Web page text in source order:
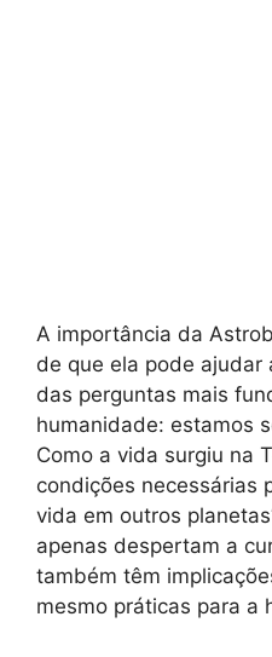
A importância da
de que ela pode ajudar
das perguntas mais
humanidade: estamos
Como a vida surgiu na
condições necessárias
vida em outros
apenas despertam a
também têm
mesmo práticas para a